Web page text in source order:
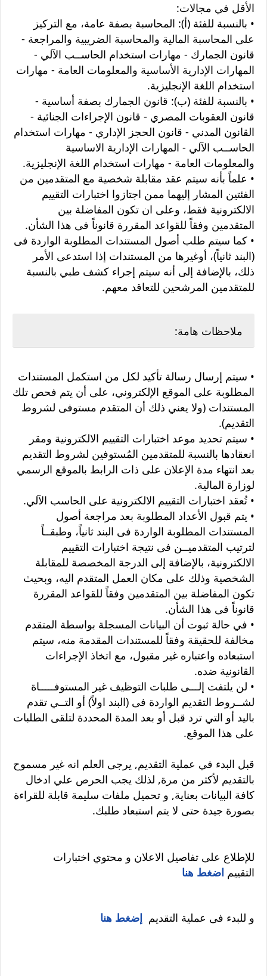
الأقل في مجالات:
• بالنسبة للفئة (أ): المحاسبة بصفة عامة، مع التركيز
على المحاسبة المالية والمحاسبة الضريبية والمراجعة -
قانون الجمارك - مهارات استخدام الحاســب الآلي -
المهارات الإدارية الأساسية والمعلومات العامة - مهارات
استخدام اللغة الإنجليزية.
• بالنسبة للفئة (ب): قانون الجمارك بصفة أساسية -
قانون العقوبات المصري - قانون الإجراءات الجنائية -
القانون المدني - قانون الحجز الإداري - مهارات استخدام
الحاســب الآلي - المهارات الإدارية الاساسية
والمعلومات العامة - مهارات استخدام اللغة الإنجليزية.
• علماً بأنه سيتم عقد مقابلة شخصية مع المتقدمين من
الفئتين المشار إليهما ممن اجتازوا اختبارات التقييم
الالكترونية فقط، وعلى ان تكون المفاضلة بين
المتقدمين وفقاً للقواعد المقررة قانوناً فى هذا الشأن.
• كما سيتم طلب أصول المستندات المطلوبة الواردة فى
(البند ثانياً)، أوغيرها من المستندات إذا استدعى الأمر
ذلك، بالإضافة إلى أنه سيتم إجراء كشف طبي بالنسبة
للمتقدمين المرشحين للتعاقد معهم.
ملاحظات هامة:
• سيتم إرسال رسالة تأكيد لكل من استكمل المستندات
المطلوبة على الموقع الإلكتروني، على أن يتم فحص تلك
المستندات (ولا يعني ذلك أن المتقدم مستوفى لشروط
التقديم).
• سيتم تحديد موعد اختبارات التقييم الالكترونية ومقر
انعقادها بالنسبة للمتقدمين المُستوفين لشروط التقديم
بعد انتهاء مدة الإعلان على ذات الرابط بالموقع الرسمي
لوزارة المالية.
• تُعقد اختبارات التقييم الالكترونية على الحاسب الآلي.
• يتم قبول الأعداد المطلوبة بعد مراجعة أصول
المستندات المطلوبة الواردة فى البند ثانياً، وطبقــاً
لترتيب المتقدميــن فى نتيجة اختبارات التقييم
الالكترونية، بالإضافة إلى الدرجة المخصصة للمقابلة
الشخصية وذلك على مكان العمل المتقدم اليه، وبحيث
تكون المفاضلة بين المتقدمين وفقاً للقواعد المقررة
قانوناً فى هذا الشأن.
• في حالة ثبوت أن البيانات المسجلة بواسطة المتقدم
مخالفة للحقيقة وفقاً للمستندات المقدمة منه، سيتم
استبعاده واعتباره غير مقبول، مع اتخاذ الإجراءات
القانونية ضده.
• لن يلتفت إلـــى طلبات التوظيف غير المستوفـــــاة
لشــروط التقديم الواردة فى (البند اولاً) أو التــي تقدم
باليد أو التي ترد قبل أو بعد المدة المحددة لتلقى الطلبات
على هذا الموقع.
قبل البدء في عملية التقديم, يرجى العلم انه غير مسموح
بالتقديم لأكثر من مرة, لذلك يجب الحرص علي ادخال
كافة البيانات بعناية, و تحميل ملفات سليمة قابلة للقراءة
بصورة جيدة حتى لا يتم استبعاد طلبك.
للإطلاع على تفاصيل الاعلان و محتوي اختبارات
التقييم اضغط هنا
و للبدء فى عملية التقديم إضغط هنا